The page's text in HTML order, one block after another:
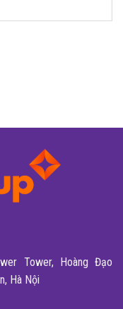
Tower, Hoàng Đạo
Hà Nội